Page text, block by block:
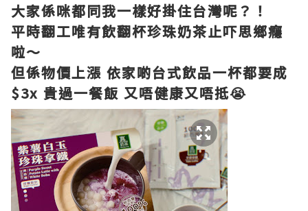
大家係咪都同我一樣好掛住台灣呢？！
平時翻工唯有飲翻杯珍珠奶茶止吓思鄉癮
啦～
但係物價上漲 依家啲台式飲品一杯都要成
$3x 貴過一餐飯 又唔健康又唔抵😭